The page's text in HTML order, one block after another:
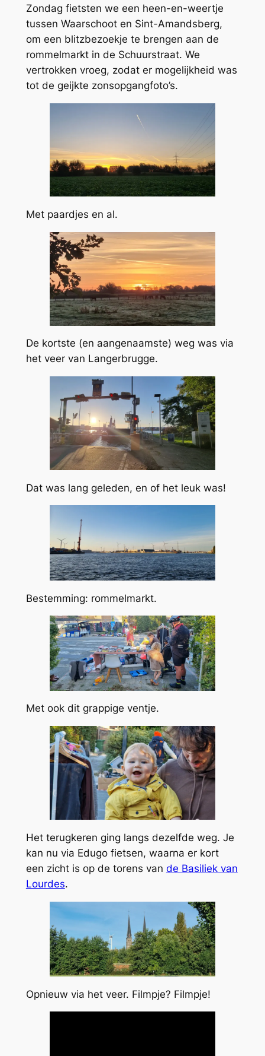
Zondag fietsten we een heen-en-weertje
tussen Waarschoot en Sint-Amandsberg,
om een blitzbezoekje te brengen aan de
rommelmarkt in de Schuurstraat. We
vertrokken vroeg, zodat er mogelijkheid was
tot de geijkte zonsopgangfoto’s.
Met paardjes en al.
De kortste (en aangenaamste) weg was via
het veer van Langerbrugge.
Dat was lang geleden, en of het leuk was!
Bestemming: rommelmarkt.
Met ook dit grappige ventje.
Het terugkeren ging langs dezelfde weg. Je
kan nu via Edugo fietsen, waarna er kort
een zicht is op de torens van de Basiliek van
Lourdes.
Opnieuw via het veer. Filmpje? Filmpje!